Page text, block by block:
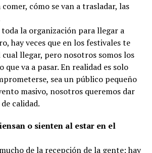
cómo se van a trasladar, las
la organización para llegar a
hay veces que en los festivales te
llegar, pero nosotros somos los
que va a pasar. En realidad es solo
sea un público pequeño
masivo, nosotros queremos dar
calidad.
o sienten al estar en el
de la recepción de la gente; hay